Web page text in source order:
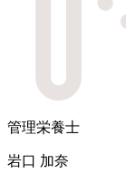
管理栄養士
岩口 加奈